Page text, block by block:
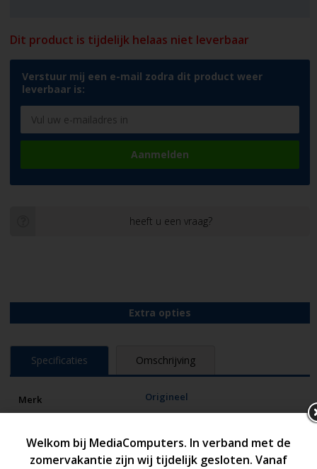
Dit product is tijdelijk helaas niet leverbaar
Verstuur mij een e-mail zodra dit product weer
leverbaar is:
Aanmelden
heeft u een vraag?
Extra opties
Specificaties Omschrijving
Merk
Origineel
120 Watt
Volt
Ampére
6.3A